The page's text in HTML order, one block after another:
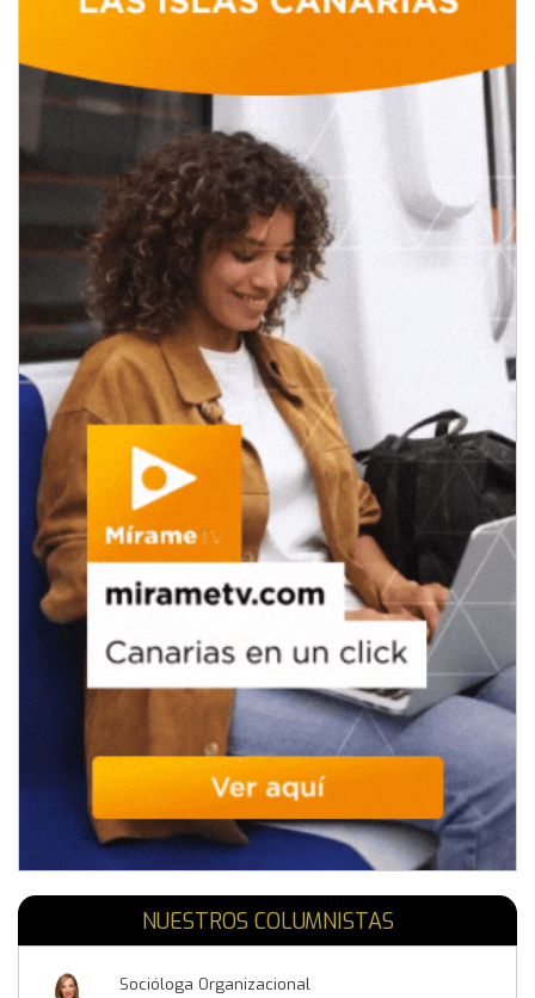
NUESTROS COLUMNISTAS
Socióloga Organizacional